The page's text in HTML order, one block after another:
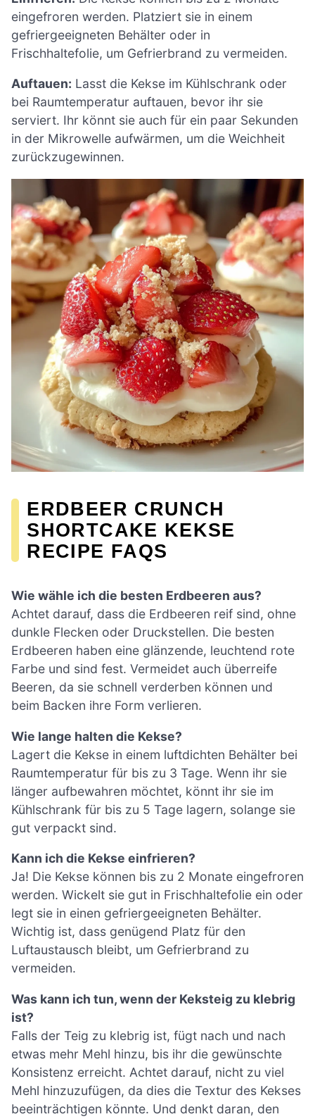
eingefroren werden. Platziert sie in einem
gefriergeeigneten Behälter oder in
Frischhaltefolie, um Gefrierbrand zu vermeiden.
Auftauen: Lasst die Kekse im Kühlschrank oder
bei Raumtemperatur auftauen, bevor ihr sie
serviert. Ihr könnt sie auch für ein paar Sekunden
in der Mikrowelle aufwärmen, um die Weichheit
zurückzugewinnen.
ERDBEER CRUNCH
SHORTCAKE KEKSE
RECIPE FAQS
Wie wähle ich die besten Erdbeeren aus?
Achtet darauf, dass die Erdbeeren reif sind, ohne
dunkle Flecken oder Druckstellen. Die besten
Erdbeeren haben eine glänzende, leuchtend rote
Farbe und sind fest. Vermeidet auch überreife
Beeren, da sie schnell verderben können und
beim Backen ihre Form verlieren.
Wie lange halten die Kekse?
Lagert die Kekse in einem luftdichten Behälter bei
Raumtemperatur für bis zu 3 Tage. Wenn ihr sie
länger aufbewahren möchtet, könnt ihr sie im
Kühlschrank für bis zu 5 Tage lagern, solange sie
gut verpackt sind.
Kann ich die Kekse einfrieren?
Ja! Die Kekse können bis zu 2 Monate eingefroren
werden. Wickelt sie gut in Frischhaltefolie ein oder
legt sie in einen gefriergeeigneten Behälter.
Wichtig ist, dass genügend Platz für den
Luftaustausch bleibt, um Gefrierbrand zu
vermeiden.
Was kann ich tun, wenn der Keksteig zu klebrig
ist?
Falls der Teig zu klebrig ist, fügt nach und nach
etwas mehr Mehl hinzu, bis ihr die gewünschte
Konsistenz erreicht. Achtet darauf, nicht zu viel
Mehl hinzuzufügen, da dies die Textur des Kekses
beeinträchtigen könnte. Und denkt daran, den